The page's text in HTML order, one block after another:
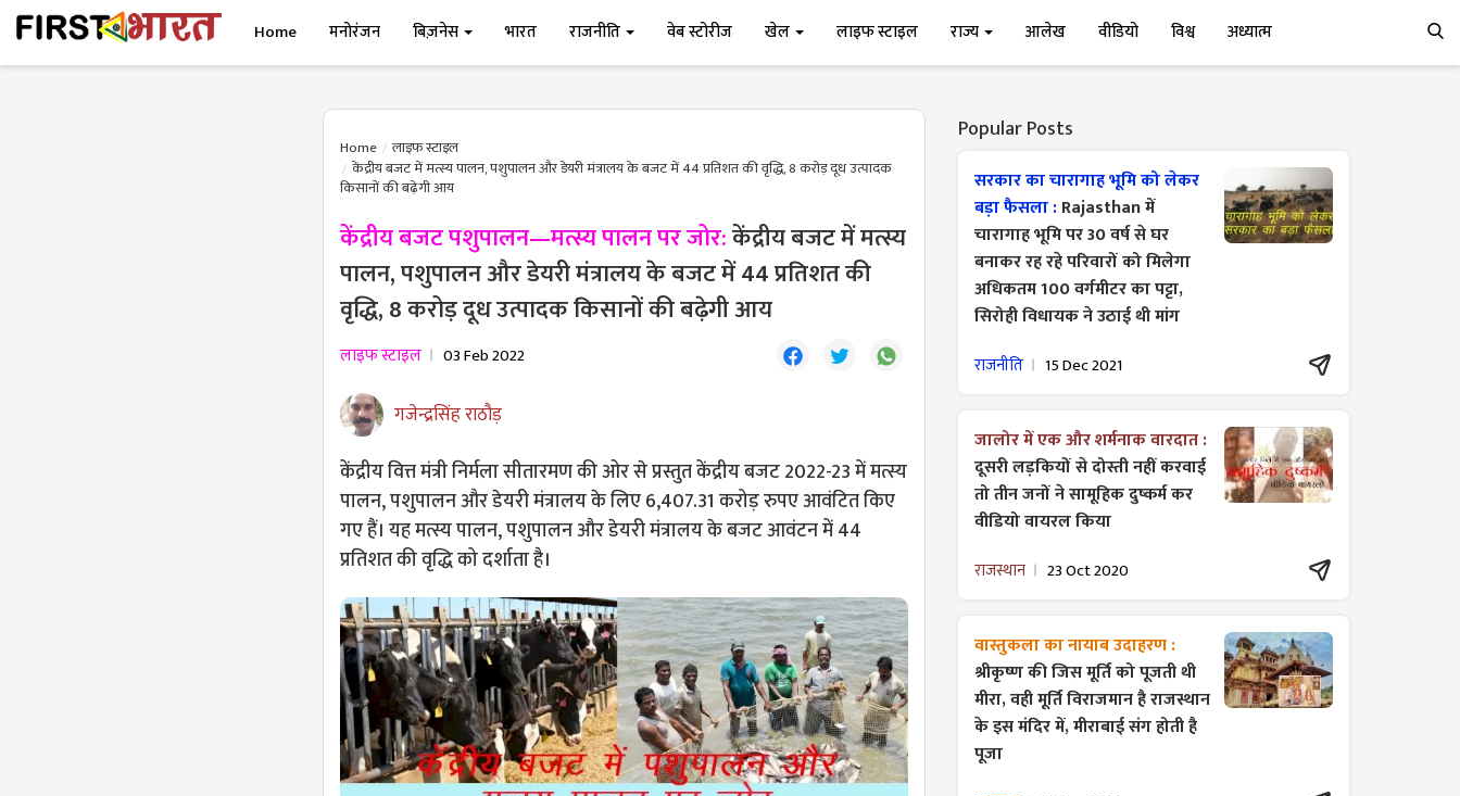
Home मनोरंजन बिज़नेस भारत राजनीति वेब स्टोरीज खेल लाइफ स्टाइल राज्य आलेख वीडियो विश्व अध्यात्म
Home
लाइफ स्टाइल
केंद्रीय बजट में मत्स्य पालन, पशुपालन और डेयरी मंत्रालय के बजट में 44 प्रतिशत की वृद्धि, 8 करोड़ दूध उत्पादक
किसानों की बढ़ेगी आय
केंद्रीय बजट पशुपालन—मत्स्य पालन पर जोर:केंद्रीय बजट में मत्स्य
पालन, पशुपालन और डेयरी मंत्रालय के बजट में 44 प्रतिशत की
वृद्धि, 8 करोड़ दूध उत्पादक किसानों की बढ़ेगी आय
लाइफ स्टाइल 03 Feb 2022
गजेन्द्रसिंह राठौड़
केंद्रीय वित्त मंत्री निर्मला सीतारमण की ओर से प्रस्तुत केंद्रीय बजट 2022-23 में मत्स्य
पालन, पशुपालन और डेयरी मंत्रालय के लिए 6,407.31 करोड़ रुपए आवंटित किए
गए हैं। यह मत्स्य पालन, पशुपालन और डेयरी मंत्रालय के बजट आवंटन में 44
प्रतिशत की वृद्धि को दर्शाता है।
Popular Posts
सरकार का चारागाह भूमि को लेकर
बड़ा फैसला :Rajasthan में
चारागाह भूमि पर 30 वर्ष से घर
बनाकर रह रहे परिवारों को मिलेगा
अधिकतम 100 वर्गमीटर का पट्टा,
सिरोही विधायक ने उठाई थी मांग
राजनीति 15 Dec 2021
जालोर में एक और शर्मनाक वारदात :
दूसरी लड़कियों से दोस्ती नहीं करवाई
तो तीन जनों ने सामूहिक दुष्कर्म कर
वीडियो वायरल किया
राजस्थान 23 Oct 2020
वास्तुकला का नायाब उदाहरण :
श्रीकृष्ण की जिस मूर्ति को पूजती थी
मीरा, वही मूर्ति विराजमान है राजस्थान
के इस मंदिर में, मीराबाई संग होती है
पूजा